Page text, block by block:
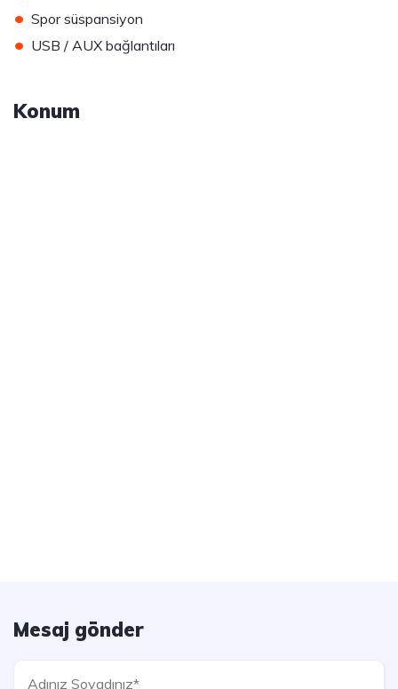
• Spor süspansiyon
• USB / AUX bağlantıları
Konum
Mesaj gönder